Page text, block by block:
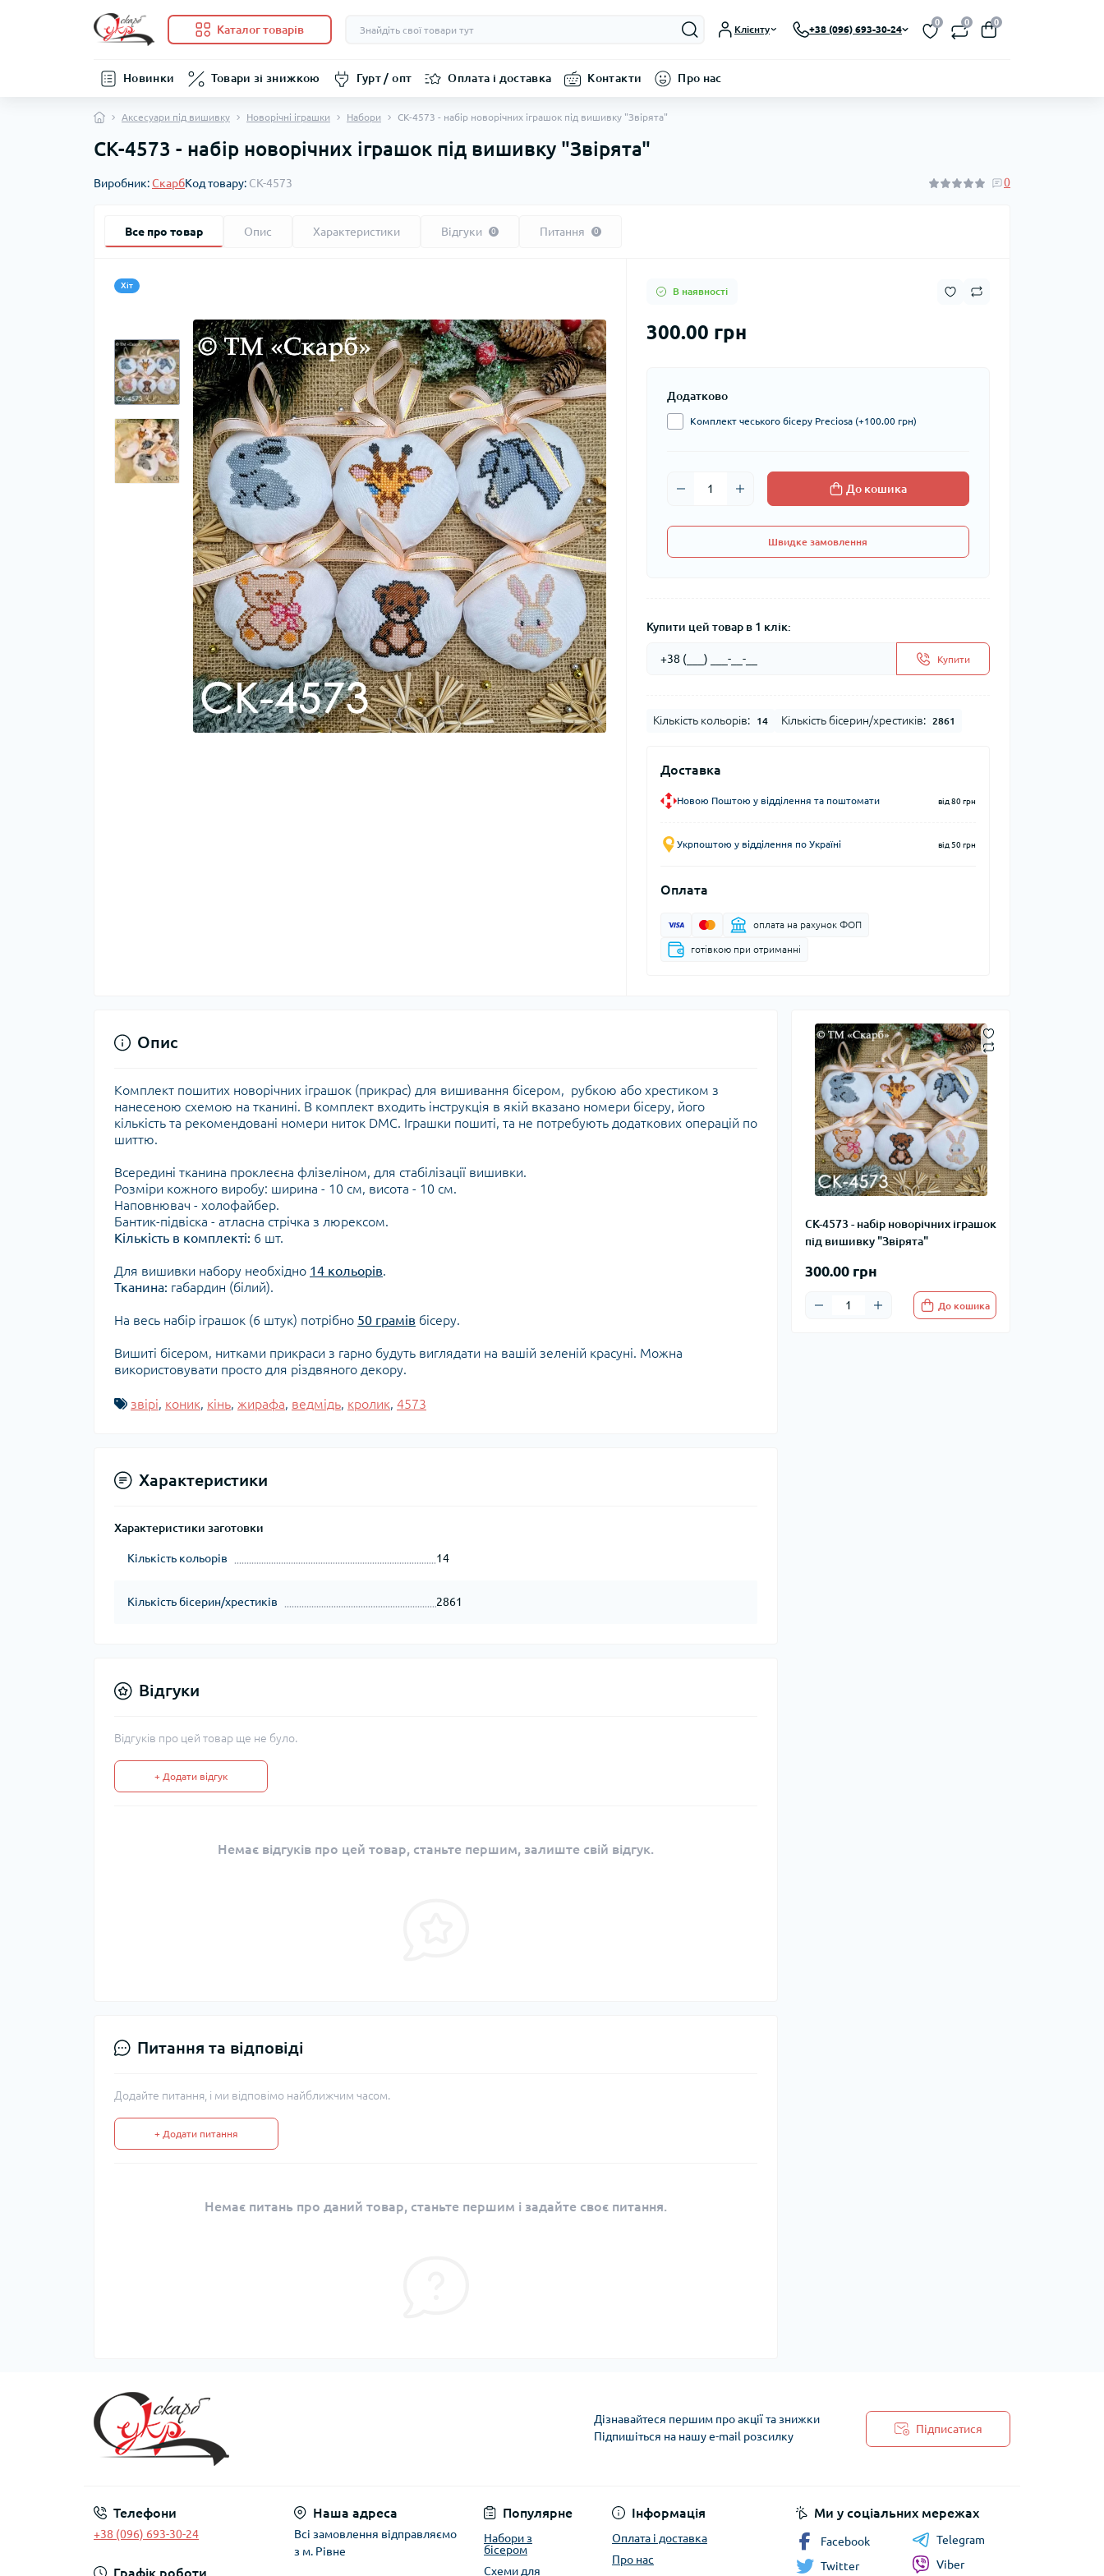
Каталог товарів Клієнту +38 (096) 693-30-24
0 0 0
Новинки Товари зі знижкою Гурт / опт Оплата і доставка Контакти Про нас
Аксесуари під вишивку Новорічні іграшки Набори СК-4573 - набір новорічних іграшок під вишивку "Звірята"
СК-4573 - набір новорічних іграшок під вишивку "Звірята"
Виробник:СкарбКод товару: СК-4573 0
Все про товар Опис Характеристики Відгуки 0 Питання 0
Хіт
В наявності
300.00 грн
Додатково
Комплект чеського бісеру Preciosa (+100.00 грн)
До кошика
Швидке замовлення
Купити цей товар в 1 клік:
Купити
Кількість кольорів: 14 Кількість бісерин/хрестиків: 2861
Доставка
Новою Поштою у відділення та поштомати від 80 грн
Укрпоштою у відділення по Україні від 50 грн
Оплата
оплата на рахунок ФОП
готівкою при отриманні
СК-4573 - набір новорічних іграшок
під вишивку "Звірята"
300.00 грн
До кошика
Опис
Комплект пошитих новорічних іграшок (прикрас) для вишивання бісером, рубкою або хрестиком з
нанесеною схемою на тканині. В комплект входить інструкція в якій вказано номери бісеру, його
кількість та рекомендовані номери ниток DMC. Іграшки пошиті, та не потребують додаткових операцій по
шиттю.
Всередині тканина проклеєна флізеліном, для стабілізації вишивки.
Розміри кожного виробу: ширина - 10 см, висота - 10 см.
Наповнювач - холофайбер.
Бантик-підвіска - атласна стрічка з люрексом.
Кількість в комплекті: 6 шт.
Для вишивки набору необхідно 14 кольорів.
Тканина: габардин (білий).
На весь набір іграшок (6 штук) потрібно 50 грамів бісеру.
Вишиті бісером, нитками прикраси з гарно будуть виглядати на вашій зеленій красуні. Можна
використовувати просто для різдвяного декору.
звірі, коник, кінь, жирафа, ведмідь, кролик, 4573
Характеристики
Характеристики заготовки
Кількість кольорів 14
Кількість бісерин/хрестиків 2861
Відгуки
Відгуків про цей товар ще не було.
+ Додати відгук
Немає відгуків про цей товар, станьте першим, залиште свій відгук.
Питання та відповіді
Додайте питання, і ми відповімо найближчим часом.
+ Додати питання
Немає питань про даний товар, станьте першим і задайте своє питання.
Дізнавайтеся першим про акції та знижки
Підпишіться на нашу e-mail розсилку
Підписатися
Телефони
+38 (096) 693-30-24
Графік роботи
Наша адреса
Всі замовлення відправляємо
з м. Рівне
Популярне
Набори з
бісером
Схеми для
Інформація
Оплата і доставка
Про нас
Ми у соціальних мережах
Facebook
Twitter
Telegram
Viber